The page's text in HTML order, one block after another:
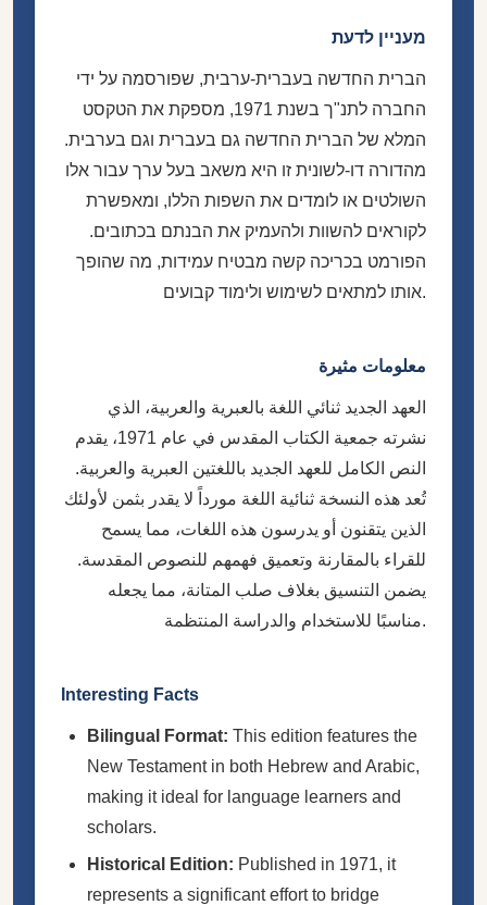
מעניין לדעת
הברית החדשה בעברית-ערבית, שפורסמה על ידי
החברה לתנ"ך בשנת 1971, מספקת את הטקסט
המלא של הברית החדשה גם בעברית וגם בערבית.
מהדורה דו-לשונית זו היא משאב בעל ערך עבור אלו
השולטים או לומדים את השפות הללו, ומאפשרת
לקוראים להשוות ולהעמיק את הבנתם בכתובים.
הפורמט בכריכה קשה מבטיח עמידות, מה שהופך
אותו למתאים לשימוש ולימוד קבועים.
معلومات مثيرة
العهد الجديد ثنائي اللغة بالعبرية والعربية، الذي
نشرته جمعية الكتاب المقدس في عام 1971، يقدم
النص الكامل للعهد الجديد باللغتين العبرية والعربية.
تُعد هذه النسخة ثنائية اللغة مورداً لا يقدر بثمن لأولئك
الذين يتقنون أو يدرسون هذه اللغات، مما يسمح
للقراء بالمقارنة وتعميق فهمهم للنصوص المقدسة.
يضمن التنسيق بغلاف صلب المتانة، مما يجعله
مناسبًا للاستخدام والدراسة المنتظمة.
Interesting Facts
Bilingual Format: This edition features the
New Testament in both Hebrew and Arabic,
making it ideal for language learners and
scholars.
Historical Edition: Published in 1971, it
represents a significant effort to bridge